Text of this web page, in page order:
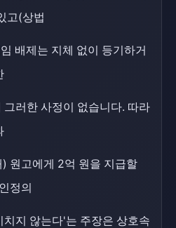
고(상법
배제는 지체 없이 등기하거
러한 사정이 없습니다. 따라
원고에게 2억 원을 지급할
정의
치지 않는다'는 주장은 상호속